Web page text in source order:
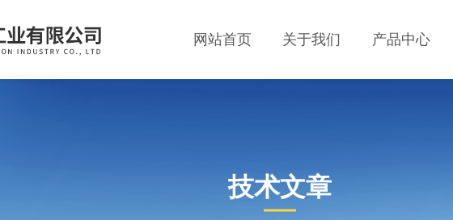
网站首页 关于我们 产品中心
技术文章